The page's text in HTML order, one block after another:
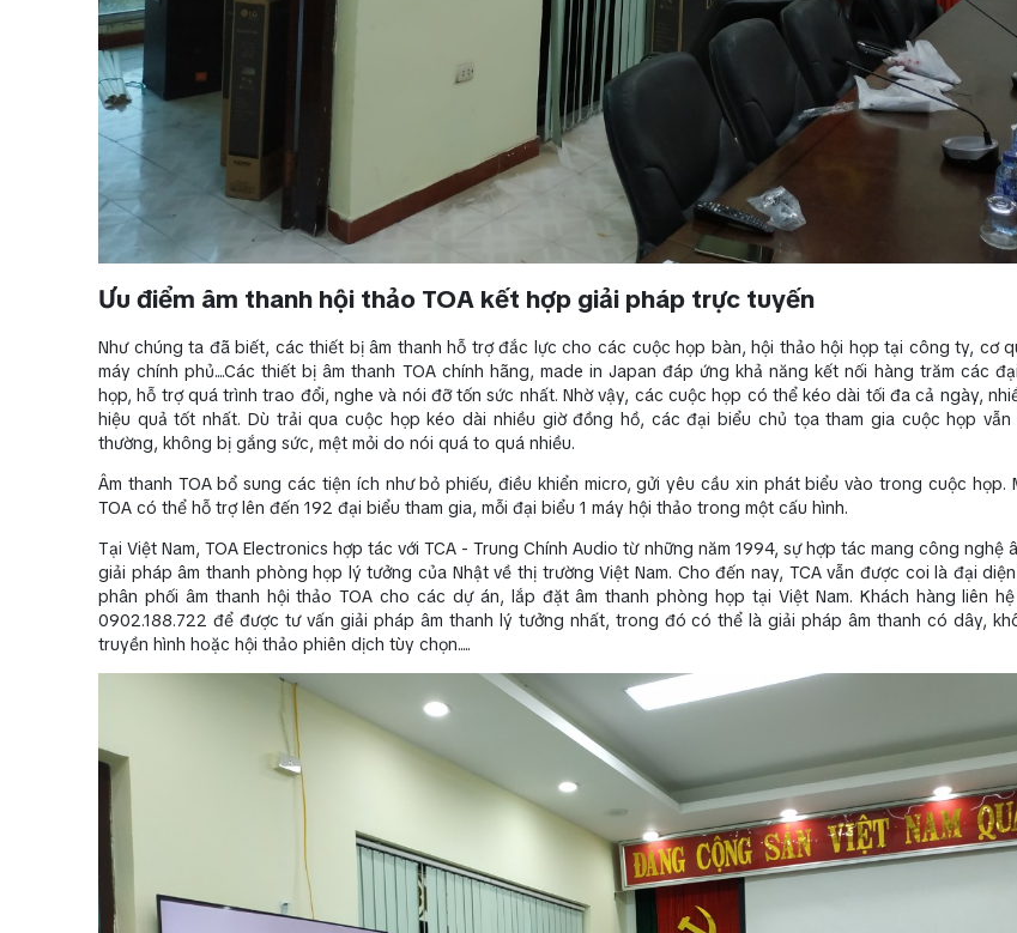
Ưu điểm âm thanh hội thảo TOA kết hợp giải pháp trực tuyến
Như chúng ta đã biết, các thiết bị âm thanh hỗ trợ đắc lực cho các cuộc họp bàn, hội thảo hội họp tại công ty, cơ
máy chính phủ....Các thiết bị âm thanh TOA chính hãng, made in Japan đáp ứng khả năng kết nối hàng trăm các
họp, hỗ trợ quá trình trao đổi, nghe và nói đỡ tốn sức nhất. Nhờ vậy, các cuộc họp có thể kéo dài tối đa cả ngày,
hiệu quả tốt nhất. Dù trải qua cuộc họp kéo dài nhiều giờ đồng hồ, các đại biểu chủ tọa tham gia cuộc họp
thường, không bị gắng sức, mệt mỏi do nói quá to quá nhiều.
Âm thanh TOA bổ sung các tiện ích như bỏ phiếu, điều khiển micro, gửi yêu cầu xin phát biểu vào trong cuộc họp.
TOA có thể hỗ trợ lên đến 192 đại biểu tham gia, mỗi đại biểu 1 máy hội thảo trong một cấu hình.
Tại Việt Nam, TOA Electronics hợp tác với TCA - Trung Chính Audio từ những năm 1994, sự hợp tác mang công nghệ
giải pháp âm thanh phòng họp lý tưởng của Nhật về thị trường Việt Nam. Cho đến nay, TCA vẫn được coi là đại
phân phối âm thanh hội thảo TOA cho các dự án, lắp đặt âm thanh phòng họp tại Việt Nam. Khách hàng liên
0902.188.722 để được tư vấn giải pháp âm thanh lý tưởng nhất, trong đó có thể là giải pháp âm thanh có dây,
truyền hình hoặc hội thảo phiên dịch tùy chọn.....